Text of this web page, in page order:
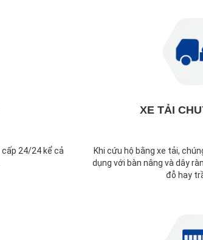
24/24 kể cả
XE TẢI
Khi cứu hộ bằng xe tải,
dụng với bàn nâng và dây
đỗ hay